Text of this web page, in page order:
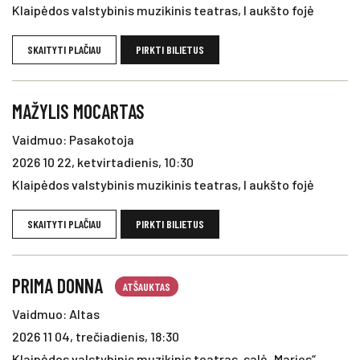
Klaipėdos valstybinis muzikinis teatras, I aukšto fojė
SKAITYTI PLAČIAU PIRKTI BILIETUS
MAŽYLIS MOCARTAS
Vaidmuo: Pasakotoja
2026 10 22, ketvirtadienis, 10:30
Klaipėdos valstybinis muzikinis teatras, I aukšto fojė
SKAITYTI PLAČIAU PIRKTI BILIETUS
PRIMA DONNA ATŠAUKTAS
Vaidmuo: Altas
2026 11 04, trečiadienis, 18:30